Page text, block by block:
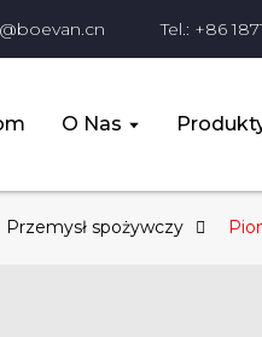
Tel.: +86
O Nas
Przemysł spożywczy